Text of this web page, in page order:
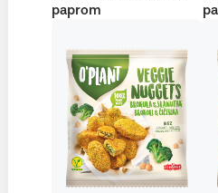
paprom